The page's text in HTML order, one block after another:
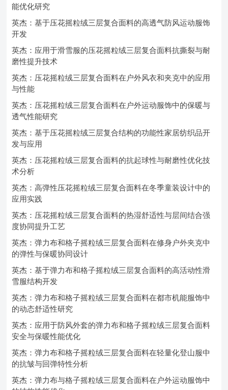
能优化研究
英杰：基于压花摇粒绒三层复合面料的高透气防风运动服饰
开发
英杰：应用于滑雪服的压花摇粒绒三层复合面料抗撕裂与耐
磨性提升技术
英杰：压花摇粒绒三层复合面料在户外风衣和夹克中的应用
与性能
英杰：压花摇粒绒三层复合面料在户外运动服饰中的保暖与
透气性能研究
英杰：基于压花摇粒绒三层复合结构的功能性家居纺织品开
发与应用
英杰：压花摇粒绒三层复合面料的抗起球性与耐磨性优化技
术分析
英杰：高弹性压花摇粒绒三层复合面料在冬季童装设计中的
应用实践
英杰：压花摇粒绒三层复合面料的热湿舒适性与层间结合强
度协同提升工艺
英杰：弹力布和格子摇粒绒三层复合面料在修身户外夹克中
的弹性与保暖协同设计
英杰：基于弹力布和格子摇粒绒三层复合面料的高活动性滑
雪服结构开发
英杰：弹力布和格子摇粒绒三层复合面料在都市机能服饰中
的动态舒适性研究
英杰：应用于防风外套的弹力布和格子摇粒绒三层复合面料
安全与保暖性能优化
英杰：弹力布和格子摇粒绒三层复合面料在轻量化登山服中
的抗皱与回弹特性分析
英杰：弹力布与格子摇粒绒三层复合面料在户外运动服饰中